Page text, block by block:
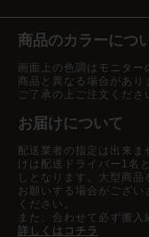
商品のカラーにつ
画面上の色調はモニタ
商品と異なる場合があり
ご了承の上ご注文くださ
お届けについて
配送業者の指定は出来
けは配送ドライバー1名
しとなります。大型商
お願いする場合がござ
ください。
また、合わせて必ず搬入
詳しくはコチラ